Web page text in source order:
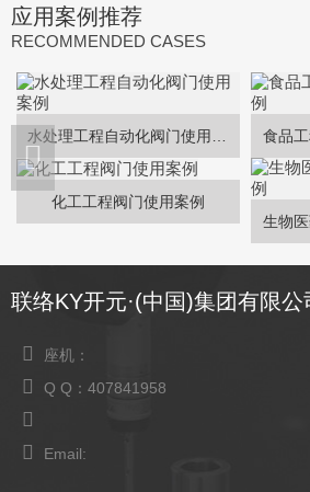
应用案例推荐
RECOMMENDED CASES
食品
化工工程阀门使用案例
生物
联络KY开元·(中国)集团有限
座机：
Q Q：407841958
Email: